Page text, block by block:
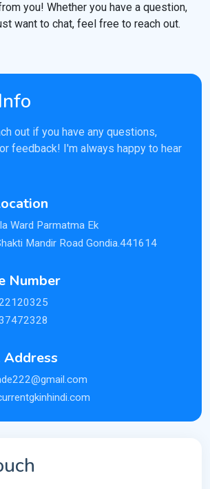
you! Whether you have a question,
want to chat, feel free to reach out.
out if you have any questions,
feedback! I'm always happy to hear
Ward Parmatma Ek
Mandir Road Gondia.441614
Number
Address